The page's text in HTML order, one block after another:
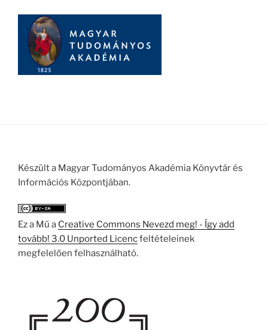
Készült a Magyar Tudományos Akadémia Könyvtár és
Információs Központjában.
Ez a Mű a Creative Commons Nevezd meg! - Így add
tovább! 3.0 Unported Licencfeltételeinek
megfelelően felhasználható.